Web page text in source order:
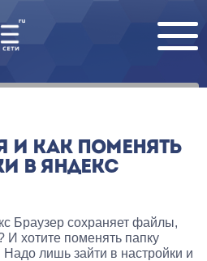
И КАК ПОМЕНЯТЬ
В ЯНДЕКС
Браузер сохраняет файлы,
И хотите поменять папку
Надо лишь зайти в настройки и